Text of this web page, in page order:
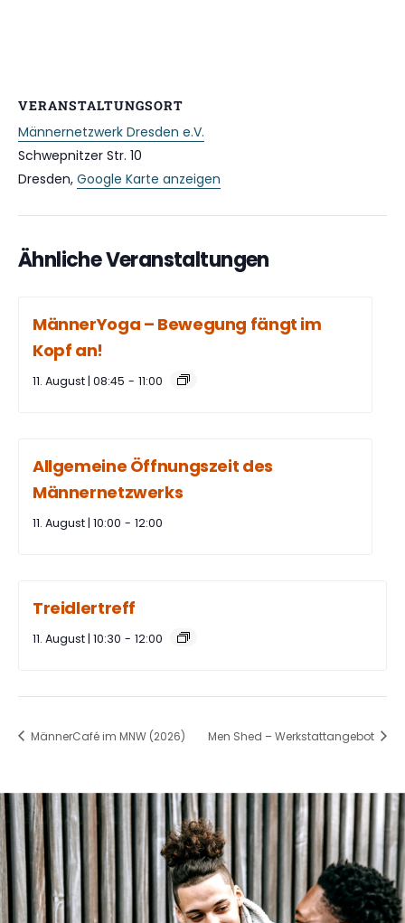
VERANSTALTUNGSORT
Männernetzwerk Dresden e.V.
Schwepnitzer Str. 10
Dresden, Google Karte anzeigen
Ähnliche Veranstaltungen
MännerYoga – Bewegung fängt im
Kopf an!
11. August | 08:45 - 11:00
Allgemeine Öffnungszeit des
Männernetzwerks
11. August | 10:00 - 12:00
Treidlertreff
11. August | 10:30 - 12:00
MännerCafé im MNW (2026) Men Shed – Werkstattangebot